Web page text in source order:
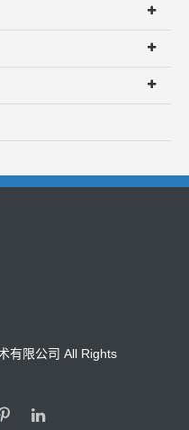
有限公司 All Rights